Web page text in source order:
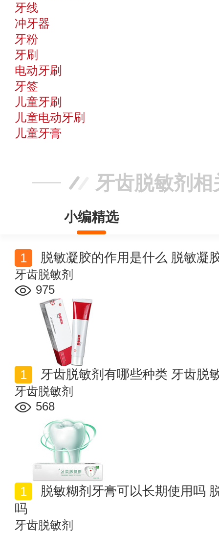
牙线
冲牙器
牙粉
牙刷
电动牙刷
牙签
儿童牙刷
儿童电动牙刷
儿童牙膏
牙齿脱敏剂相
小编精选
脱敏凝胶的作用是什么 脱敏凝
牙齿脱敏剂
975
牙齿脱敏剂有哪些种类 牙齿脱
牙齿脱敏剂
568
吗
牙齿脱敏剂